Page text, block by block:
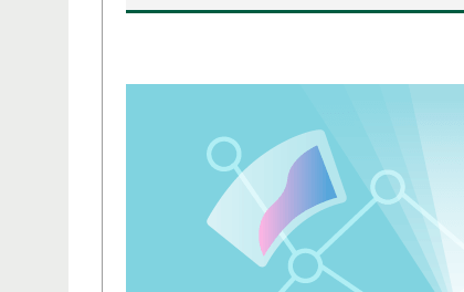
開催期間：常時開催
HFM ロイヤルティ・プログラム